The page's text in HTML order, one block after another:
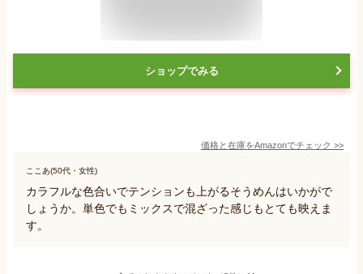
ショップでみる
価格と在庫をAmazonでチェック >>
ここあ(50代・女性)
カラフルな色合いでテンションも上がるそうめんはいかがで
しょうか。単色でもミックスで混ざった感じもとても映えま
す。